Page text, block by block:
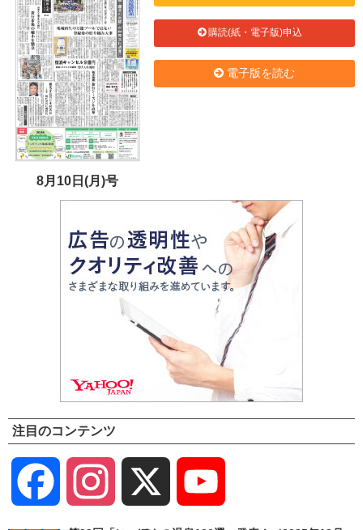
8月10日(月)号
購読(紙・電子版)申込
電子版を読む
注目のコンテンツ
Facebook Instagram